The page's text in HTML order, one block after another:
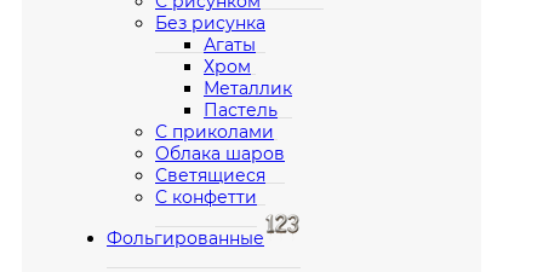
Без рисунка
Агаты
Хром
Металлик
Пастель
С приколами
Облака шаров
Светящиеся
С конфетти
Фольгированные